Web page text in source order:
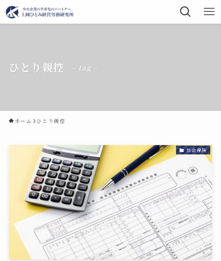
ひとり親控 – tag –
ホーム ひとり親控
社会保険